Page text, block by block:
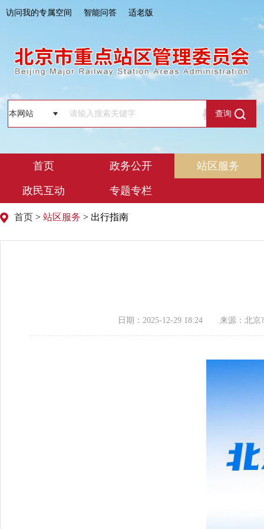
访问我的专属空间 智能问答 适老版
查询
首页 政务公开 站区服务
政民互动 专题专栏
首页 > 站区服务 > 出行指南
日期：2025-12-29 18:24 来源：​北京